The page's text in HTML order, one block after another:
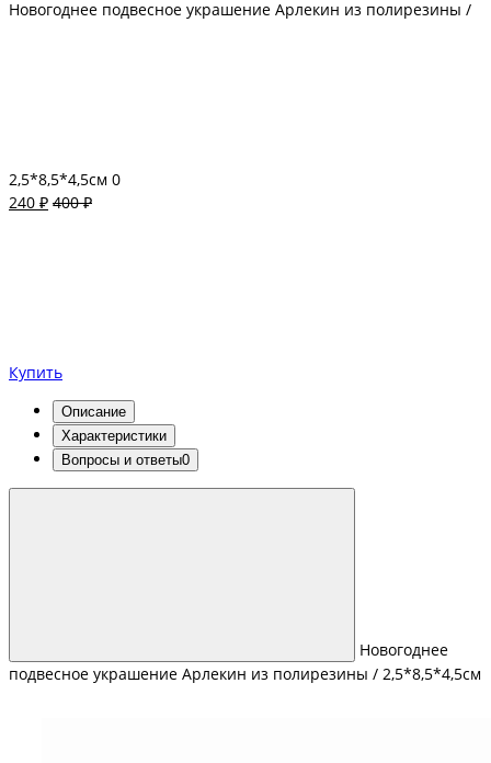
Новогоднее подвесное украшение Арлекин из полирезины /
2,5*8,5*4,5см 0
240 ₽ 400 ₽
Купить
Описание
Характеристики
Вопросы и ответы0
Новогоднее
подвесное украшение Арлекин из полирезины / 2,5*8,5*4,5см